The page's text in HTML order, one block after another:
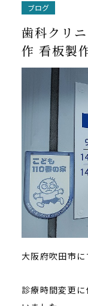
ブログ
歯科クリ
作 看板製
大阪府吹田市に
診療時間変更